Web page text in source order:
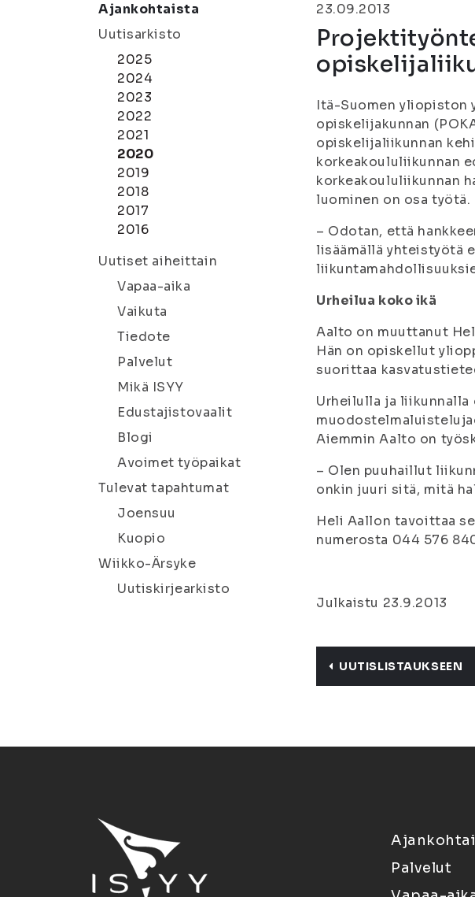
Ajankohtaista
Uutisarkisto
2025
2024
2023
2022
2021
2020
2019
2018
2017
2016
Uutiset aiheittain
Vapaa-aika
Vaikuta
Tiedote
Palvelut
Mikä ISYY
Edustajistovaalit
Blogi
Avoimet työpaikat
Tulevat tapahtumat
Joensuu
Kuopio
Wiikko-Ärsyke
Uutiskirjearkisto
23.09.2013
Itä-Suomen yliopiston
opiskelijakunnan
opiskelijaliikunnan
korkeakoululiikunnan
korkeakoululiikunnan
luominen on osa työtä.
– Odotan, että
lisäämällä yhteistyötä
Urheilua koko ikä
Aalto on muuttanut
Hän on opiskellut
suorittaa
Urheilulla ja liikunnalla
Aiemmin Aalto on
– Olen puuhaillut
onkin juuri sitä, mitä
Heli Aallon tavoittaa
numerosta 044 576
Julkaistu 23.9.2013
UUTISLISTAUKSEEN
Palvelut